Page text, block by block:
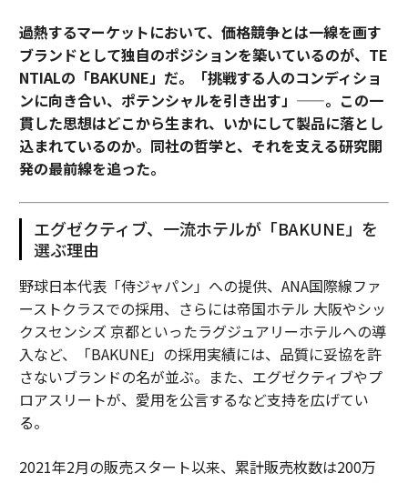
過熱するマーケットにおいて、価格競争とは一線を画す
ブランドとして独自のポジションを築いているのが、TE
NTIALの「BAKUNE」だ。「挑戦する人のコンディショ
ンに向き合い、ポテンシャルを引き出す」——。この一
貫した思想はどこから生まれ、いかにして製品に落とし
込まれているのか。同社の哲学と、それを支える研究開
発の最前線を追った。
エグゼクティブ、一流ホテルが「BAKUNE」を
選ぶ理由
野球日本代表「侍ジャパン」への提供、ANA国際線ファ
ーストクラスでの採用、さらには帝国ホテル 大阪やシッ
クスセンシズ 京都といったラグジュアリーホテルへの導
入など、「BAKUNE」の採用実績には、品質に妥協を許
さないブランドの名が並ぶ。また、エグゼクティブやプ
ロアスリートが、愛用を公言するなど支持を広げてい
る。
2021年2月の販売スタート以来、累計販売枚数は200万